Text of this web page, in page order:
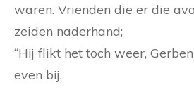
waren. Vrienden die er die
zeiden naderhand;
“Hij flikt het toch weer,
even bij.